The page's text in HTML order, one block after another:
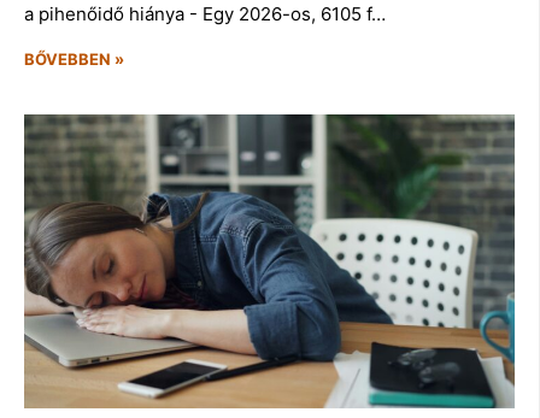
a pihenőidő hiánya - Egy 2026-os, 6105 f…
BŐVEBBEN »